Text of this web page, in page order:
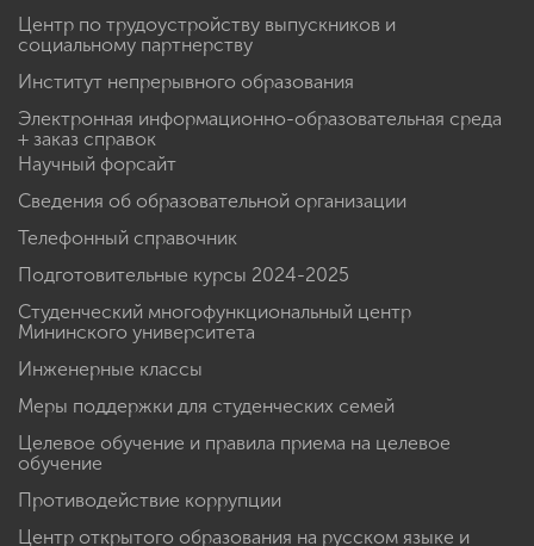
Центр по трудоустройству выпускников и
социальному партнерству
Институт непрерывного образования
Электронная информационно-образовательная среда
+ заказ справок
Научный форсайт
Сведения об образовательной организации
Телефонный справочник
Подготовительные курсы 2024-2025
Студенческий многофункциональный центр
Мининского университета
Инженерные классы
Меры поддержки для студенческих семей
Целевое обучение и правила приема на целевое
обучение
Противодействие коррупции
Центр открытого образования на русском языке и